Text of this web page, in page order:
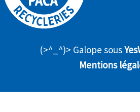
(>^_^)> Galope sous
Mentions